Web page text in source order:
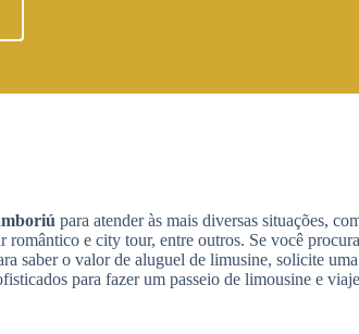
para atender às mais diversas situações,
romântico e city tour, entre outros. Se você
saber o valor de aluguel de limusine, solicite uma
para fazer um passeio de limousine e viaje